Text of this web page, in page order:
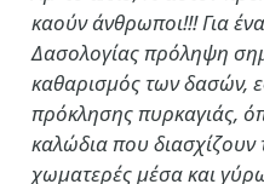
καούν άνθρωποι!!! Για
Δασολογίας πρόληψη
καθαρισμός των δασών,
πρόκλησης πυρκαγιάς,
καλώδια που διασχίζουν
χωματερές μέσα και